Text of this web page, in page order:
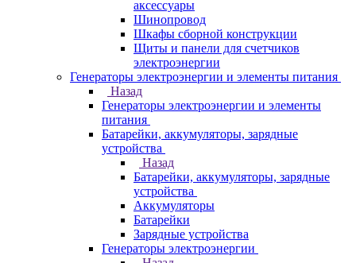
аксессуары
Шинопровод
Шкафы сборной конструкции
Щиты и панели для счетчиков
электроэнергии
Генераторы электроэнергии и элементы питания
Назад
Генераторы электроэнергии и элементы
питания
Батарейки, аккумуляторы, зарядные
устройства
Назад
Батарейки, аккумуляторы, зарядные
устройства
Аккумуляторы
Батарейки
Зарядные устройства
Генераторы электроэнергии